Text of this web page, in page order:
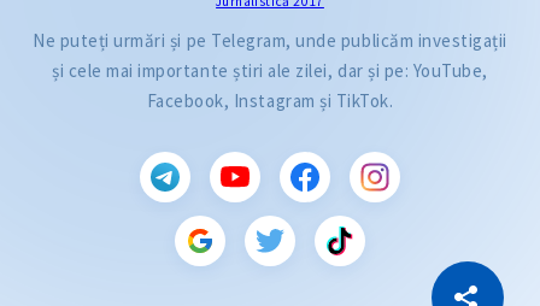
Ne puteți urmări și pe Telegram, unde publicăm investigații
și cele mai importante știri ale zilei, dar și pe: YouTube,
Facebook, Instagram și TikTok.